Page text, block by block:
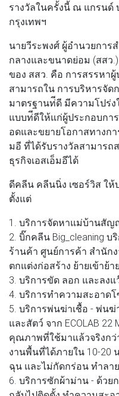
รางวัลในครั้งนี้ ณ แกรนด์
กรุงเทพฯ
นายวีระพงศ์ ผู้อำนวยการ
กลางและขนาดย่อม (สสว
ของ สสว. คือ การสรรหา
สามารถใน การบริหารจัด
มาตรฐานท่ีดี มีความโปร่ง
แบบท่ีดีให้แก่ผู้ประกอบกา
อดและขยายโอกาสทางก
มอี ที่ได้รับรางวัลสามารถ
ธุรกิจเอสเอ็มอีได้
ดีคลีน คลีนนิ่ง เซอร์วิส ให้
ตั้งแต่
​​1. บริการจัดหาแม่บ้านสัญ
2. บิ๊กคลีน Big_cleaning
ร้านค้า ศูนย์การค้า สำนัก
ตกแต่งก่อสร้าง ย้ายเข้าย้
3. บริการขัด ลอก และลง
4. บริการทำความสะอาด
5. บริการพ่นฆ่าเชื้อ - พ่น
และสัตว์ จาก ECOLAB 22
คุณภาพที่ใช้มาแล้วจริงกว่
งานพื้นที่ได้ภายใน 10-20
ฉุน และไม่กัดกร่อน ทำลา
6. บริการซักผ้าม่าน - ด้ว